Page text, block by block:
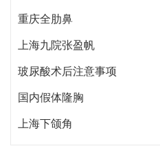
重庆全肋鼻
上海九院张盈帆
玻尿酸术后注意事项
国内假体隆胸
上海下颌角